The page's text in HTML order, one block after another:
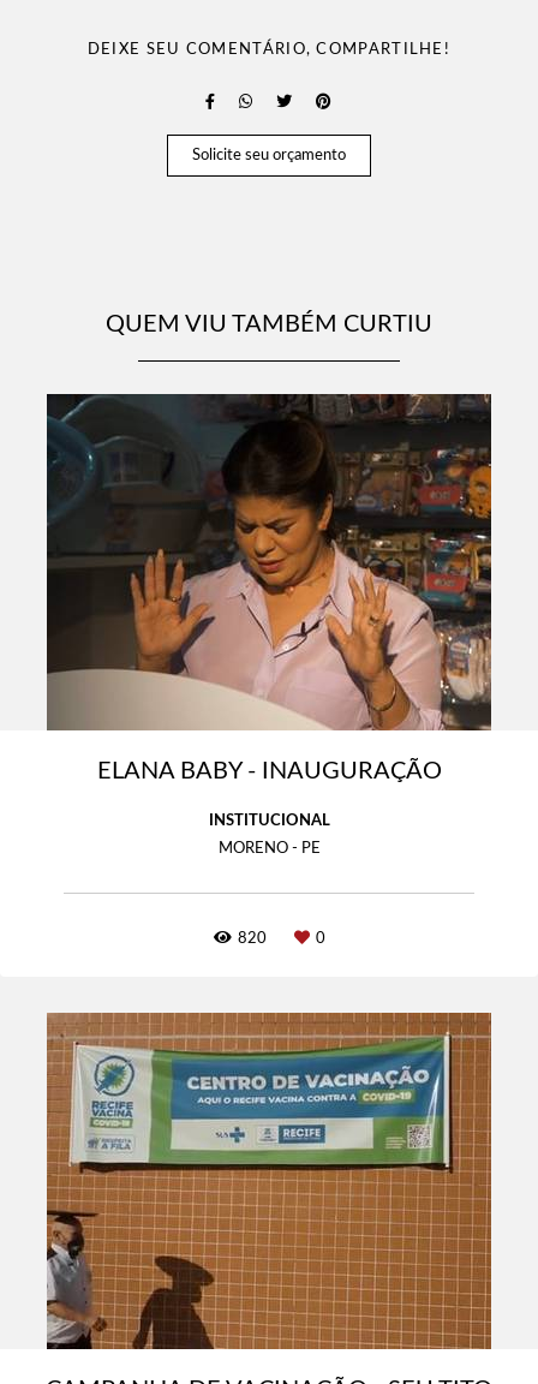
DEIXE SEU COMENTÁRIO, COMPARTILHE!
Solicite seu orçamento
QUEM VIU TAMBÉM CURTIU
ELANA BABY - INAUGURAÇÃO
INSTITUCIONAL
MORENO - PE
820 0